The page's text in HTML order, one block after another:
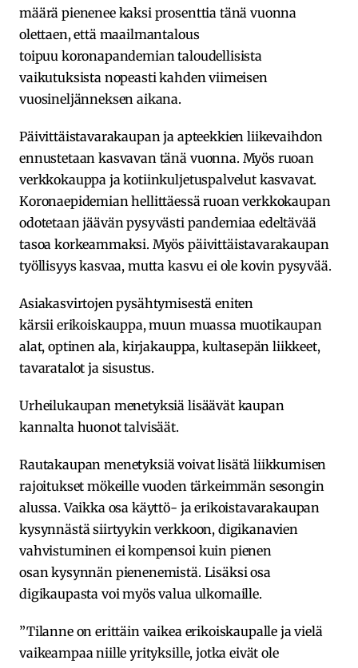
määrä pienenee kaksi prosenttia tänä vuonna
olettaen, että maailmantalous
toipuu koronapandemian taloudellisista
vaikutuksista nopeasti kahden viimeisen
vuosineljänneksen aikana.
Päivittäistavarakaupan ja apteekkien liikevaihdon
ennustetaan kasvavan tänä vuonna. Myös ruoan
verkkokauppa ja kotiinkuljetuspalvelut kasvavat.
Koronaepidemian hellittäessä ruoan verkkokaupan
odotetaan jäävän pysyvästi pandemiaa edeltävää
tasoa korkeammaksi. Myös päivittäistavarakaupan
työllisyys kasvaa, mutta kasvu ei ole kovin pysyvää.
Asiakasvirtojen pysähtymisestä eniten
kärsii erikoiskauppa, muun muassa muotikaupan
alat, optinen ala, kirjakauppa, kultasepän liikkeet,
tavaratalot ja sisustus.
Urheilukaupan menetyksiä lisäävät kaupan
kannalta huonot talvisäät.
Rautakaupan menetyksiä voivat lisätä liikkumisen
rajoitukset mökeille vuoden tärkeimmän sesongin
alussa. Vaikka osa käyttö- ja erikoistavarakaupan
kysynnästä siirtyykin verkkoon, digikanavien
vahvistuminen ei kompensoi kuin pienen
osan kysynnän pienenemistä. Lisäksi osa
digikaupasta voi myös valua ulkomaille.
”Tilanne on erittäin vaikea erikoiskaupalle ja vielä
vaikeampaa niille yrityksille, jotka eivät ole